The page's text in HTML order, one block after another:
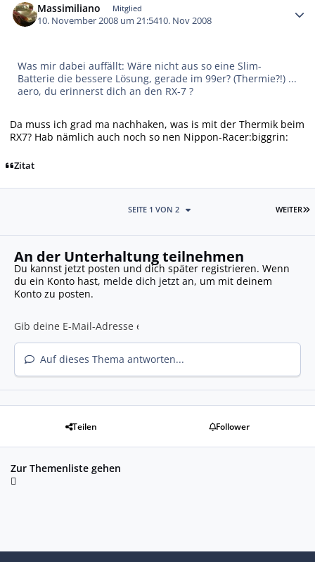
Massimiliano Mitglied
10. November 2008 um 21:5410. Nov 2008
Was mir dabei auffällt: Wäre nicht aus so eine Slim-
Batterie die bessere Lösung, gerade im 99er? (Thermie?!) ...
aero, du erinnerst dich an den RX-7 ?
Da muss ich grad ma nachhaken, was is mit der Thermik beim
RX7? Hab nämlich auch noch so nen Nippon-Racer:biggrin:
Zitat
WEITER
SEITE 1 VON 2
An der Unterhaltung teilnehmen
Du kannst jetzt posten und dich später registrieren. Wenn
du ein Konto hast, melde dich jetzt an, um mit deinem
Konto zu posten.
Auf dieses Thema antworten...
Teilen Follower
Zur Themenliste gehen